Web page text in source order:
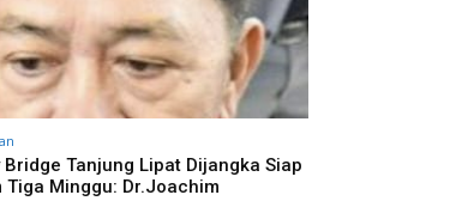
Bridge Tanjung Lipat Dijangka Siap
Tiga Minggu: Dr.Joachim